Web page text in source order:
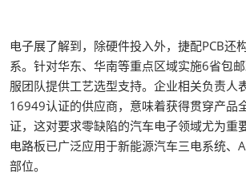
电子展了解到，除硬件投入外，捷配PCB还
系。针对华东、华南等重点区域实施6省包
服团队提供工艺选型支持。企业相关负责人
16949认证的供应商，意味着获得贯穿产品
证，这对要求零缺陷的汽车电子领域尤为重
电路板已广泛应用于新能源汽车三电系统、
部位。